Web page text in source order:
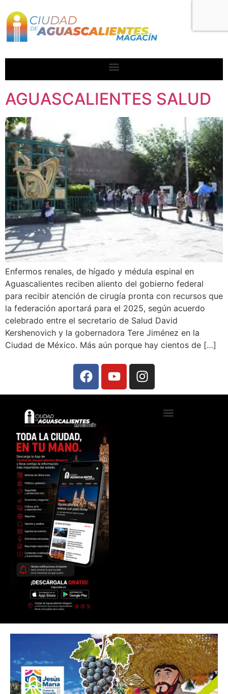
AGUASCALIENTES SALUD
Enfermos renales, de hígado y médula espinal en
Aguascalientes reciben aliento del gobierno federal
para recibir atención de cirugía pronta con recursos que
la federación aportará para el 2025, según acuerdo
celebrado entre el secretario de Salud David
Kershenovich y la gobernadora Tere Jiménez en la
Ciudad de México. Más aún porque hay cientos de […]